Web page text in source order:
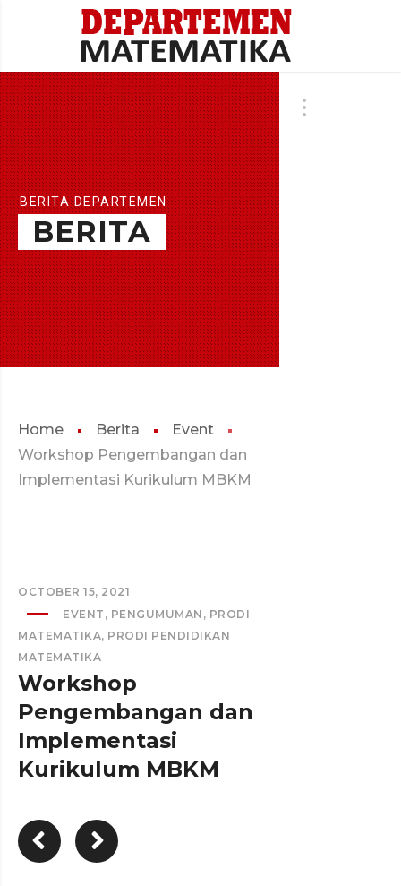
BERITA DEPARTEMEN
BERITA
Home Berita
Event
Workshop Pengembangan dan
Implementasi Kurikulum MBKM
OCTOBER 15, 2021
EVENT , PENGUMUMAN , PRODI
MATEMATIKA, PRODI PENDIDIKAN
MATEMATIKA
Workshop
Pengembangan dan
Implementasi
Kurikulum MBKM